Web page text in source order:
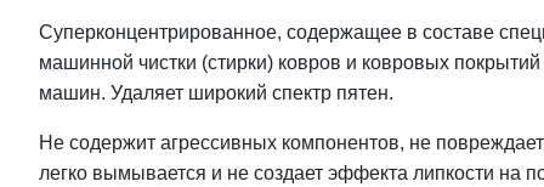
Суперконцентрированное, содержащее в составе
машинной чистки (стирки) ковров и ковровых
машин. Удаляет широкий спектр пятен.
Не содержит агрессивных компонентов, не
легко вымывается и не создает эффекта липкости на